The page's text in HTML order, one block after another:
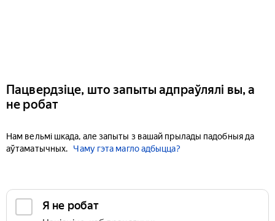
Пацвердзіце, што запыты адпраўлялі вы, а
не робат
Нам вельмі шкада, але запыты з вашай прылады падобныя да
аўтаматычных.
Чаму гэта магло адбыцца?
Я не робат